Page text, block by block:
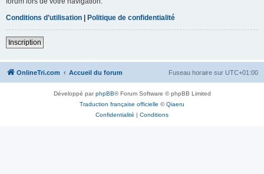
Conditions d’utilisation
Politique de confidentialité
Inscription
OnlineTri.com Accueil du forum Fuseau horaire sur UTC+01:00
Développé parphpBB® Forum Software © phpBB Limited
Traduction française officielle ©Qiaeru
Confidentialité | Conditions